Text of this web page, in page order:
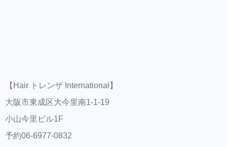
【Hair トレンザ International】
大阪市東成区大今里南1-1-19
小山今里ビル1F
予約06-6977-0832